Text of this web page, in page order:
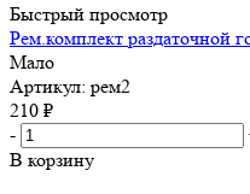
Быстрый просмотр
Рем.комплект раздаточной
Мало
Артикул: рем2
210 ₽
-
В корзину